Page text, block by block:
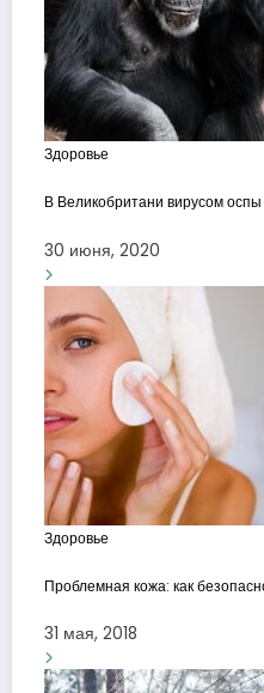
Здоровье
В Великобритани вирусом
30 июня, 2020
Здоровье
Проблемная кожа: как
31 мая, 2018